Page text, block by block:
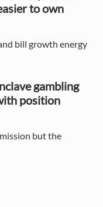
to own
bill growth energy
gambling
position
but the